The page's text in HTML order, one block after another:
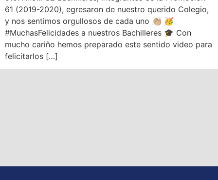
61 (2019-2020), egresaron de nuestro querido Colegio,
y nos sentimos orgullosos de cada uno 👏🏼 🥳
#MuchasFelicidades a nuestros Bachilleres 🎓 Con
mucho cariño hemos preparado este sentido video para
felicitarlos […]